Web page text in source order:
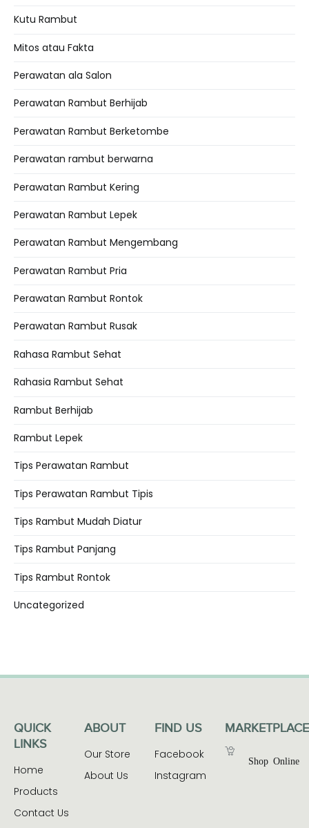
Kutu Rambut
Mitos atau Fakta
Perawatan ala Salon
Perawatan Rambut Berhijab
Perawatan Rambut Berketombe
Perawatan rambut berwarna
Perawatan Rambut Kering
Perawatan Rambut Lepek
Perawatan Rambut Mengembang
Perawatan Rambut Pria
Perawatan Rambut Rontok
Perawatan Rambut Rusak
Rahasa Rambut Sehat
Rahasia Rambut Sehat
Rambut Berhijab
Rambut Lepek
Tips Perawatan Rambut
Tips Perawatan Rambut Tipis
Tips Rambut Mudah Diatur
Tips Rambut Panjang
Tips Rambut Rontok
Uncategorized
QUICK
LINKS
Home
Products
Contact Us
ABOUT
Our Store
About Us
FIND US
Facebook
Instagram
MARKETPLACE
Shop Online